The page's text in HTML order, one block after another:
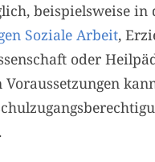
beispielsweise in
Soziale Arbeit,
oder